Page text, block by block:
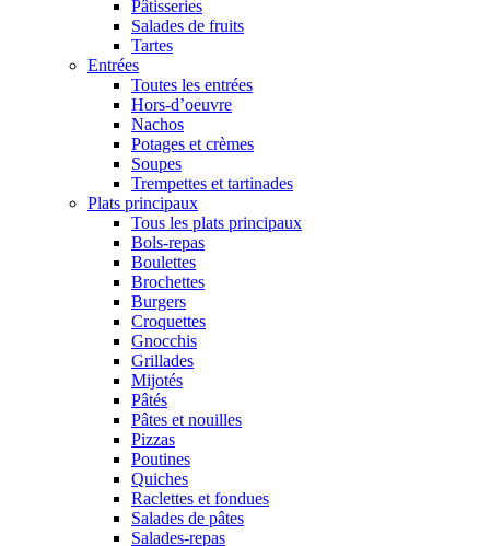
Pâtisseries
Salades de fruits
Tartes
Entrées
Toutes les entrées
Hors-d’oeuvre
Nachos
Potages et crèmes
Soupes
Trempettes et tartinades
Plats principaux
Tous les plats principaux
Bols-repas
Boulettes
Brochettes
Burgers
Croquettes
Gnocchis
Grillades
Mijotés
Pâtés
Pâtes et nouilles
Pizzas
Poutines
Quiches
Raclettes et fondues
Salades de pâtes
Salades-repas